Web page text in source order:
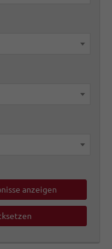
anzeigen